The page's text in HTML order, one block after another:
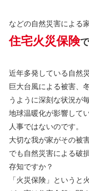
などの自然災害による
住宅火災保険
近年多発している自然
巨大台風による被害、
うように深刻な状況が
地球温暖化が影響して
人事ではないのです。
大切な我が家がその被
でも自然災害による破
存知ですか？
「火災保険」というと